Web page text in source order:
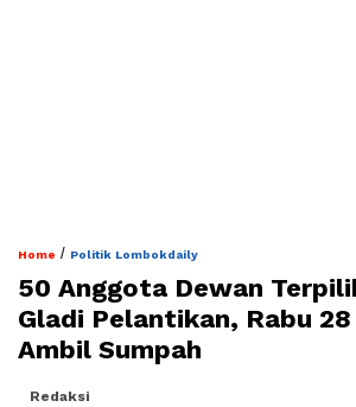
Home / Politik Lombokdaily
50 Anggota Dewan
Gladi Pelantikan, Rabu
Ambil Sumpah
Redaksi